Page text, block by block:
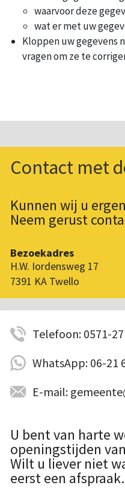
waarvoor deze
wat er met uw
Kloppen uw gegevens
vragen om ze te
Contact met
Kunnen wij u
Neem gerust
Bezoekadres
H.W. Iordensweg 17
7391 KA Twello
Telefoon: 0571-
WhatsApp: 06-21
E-mail:
U bent van harte
openingstijden
Wilt u liever niet
eerst een afspraak.